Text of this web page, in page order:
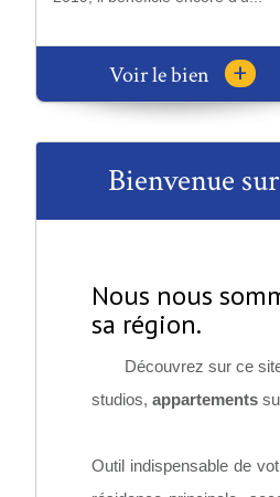
Voir le bien +
Bienvenue
Nous nous
sa région.
Découvrez sur ce
studios, appartements
Outil indispensable de